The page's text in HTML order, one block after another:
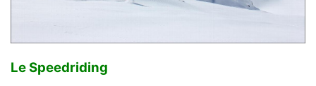
Le Speedriding